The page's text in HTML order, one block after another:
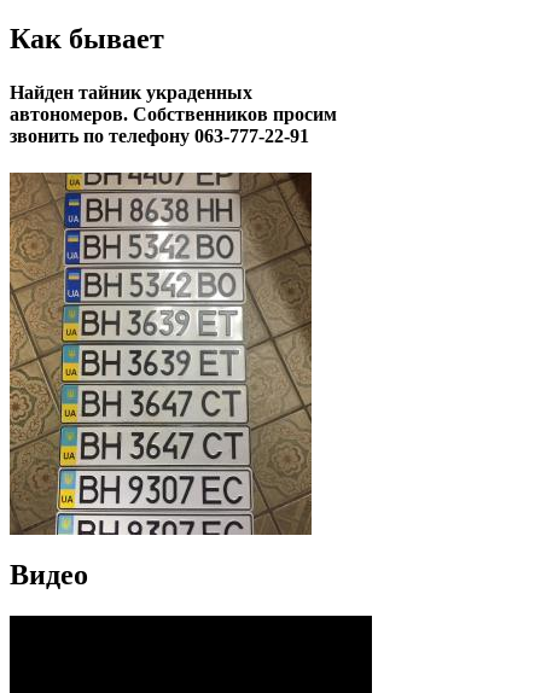
Как бывает
Найден тайник украденных
автономеров. Собственников просим
звонить по телефону 063-777-22-91
Видео